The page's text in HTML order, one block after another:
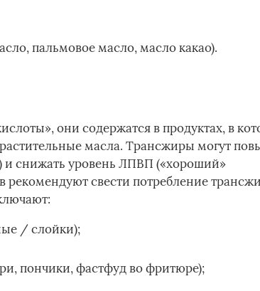
пальмовое масло, масло какао).
они содержатся в продуктах, в
масла. Трансжиры могут
и снижать уровень ЛПВП («хороший»
рекомендуют свести потребление
/ слойки);
пончики, фастфуд во фритюре);